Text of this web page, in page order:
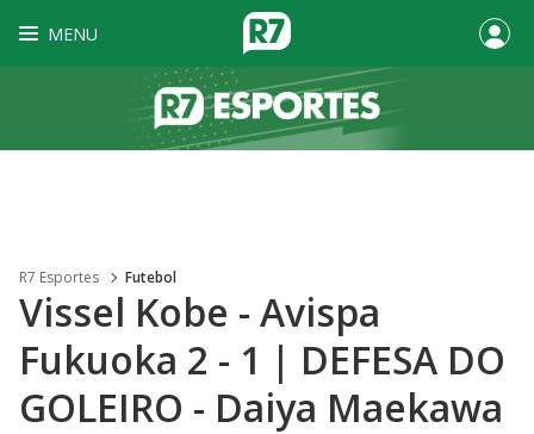
MENU
R7 Esportes Futebol
Vissel Kobe - Avispa
Fukuoka 2 - 1 | DEFESA DO
GOLEIRO - Daiya Maekawa